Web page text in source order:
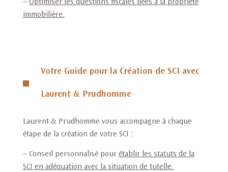
– Optimiser les questions fiscales liées à la propriété
immobilière.
Votre Guide pour la Création de SCI avec
Laurent & Prudhomme
Laurent & Prudhomme vous accompagne à chaque
étape de la création de votre SCI :
– Conseil personnalisé pour établir les statuts de la
SCI en adéquation avec la situation de tutelle.